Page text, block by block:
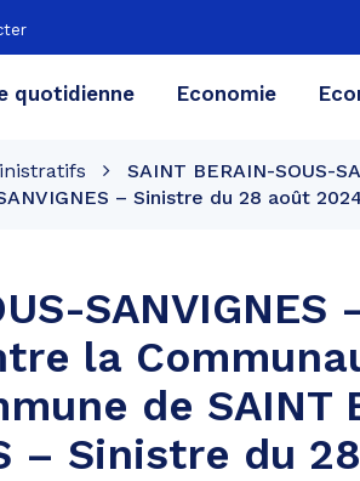
quotidienne Economie
SAINT BERAIN-SOUS-
– Sinistre du 28 août
la
de SAINT
– Sinistre du